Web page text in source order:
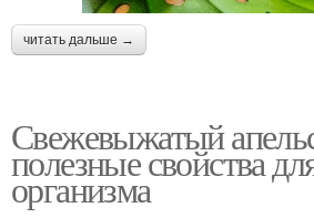
читать дальше →
Свежевыжатый
полезные свойства
организма